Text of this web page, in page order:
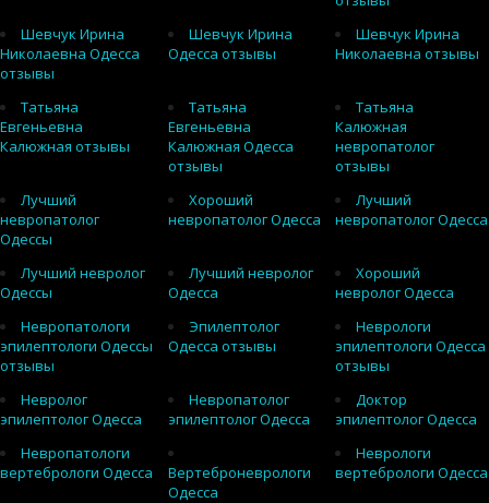
Шевчук Ирина
Николаевна Одесса
отзывы
Шевчук Ирина
Одесса отзывы
Шевчук Ирина
Николаевна отзывы
Татьяна
Евгеньевна
Калюжная отзывы
Татьяна
Евгеньевна
Калюжная Одесса
отзывы
Татьяна
Калюжная
невропатолог
отзывы
Лучший
невропатолог
Одессы
Хороший
невропатолог Одесса
Лучший
невропатолог Одесса
Лучший невролог
Одессы
Лучший невролог
Одесса
Хороший
невролог Одесса
Невропатологи
эпилептологи Одессы
отзывы
Эпилептолог
Одесса отзывы
Неврологи
эпилептологи Одесса
отзывы
Невролог
эпилептолог Одесса
Невропатолог
эпилептолог Одесса
Доктор
эпилептолог Одесса
Невропатологи
вертебрологи Одесса
Вертеброневрологи
Одесса
Неврологи
вертебрологи Одесса